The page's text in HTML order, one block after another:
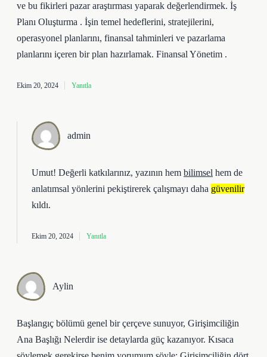
ve bu fikirleri pazar araştırması yaparak değerlendirmek. İş
Planı Oluşturma . İşin temel hedeflerini, stratejilerini,
operasyonel planlarını, finansal tahminleri ve pazarlama
planlarını içeren bir plan hazırlamak. Finansal Yönetim .
Ekim 20, 2024 Yanıtla
admin
Umut! Değerli katkılarınız, yazının hem bilimsel hem de
anlatımsal yönlerini pekiştirerek çalışmayı daha güvenilir
kıldı.
Ekim 20, 2024 Yanıtla
Aylin
Başlangıç bölümü genel bir çerçeve sunuyor, Girişimciliğin
Ana Başlığı Nelerdir ise detaylarda güç kazanıyor. Kısaca